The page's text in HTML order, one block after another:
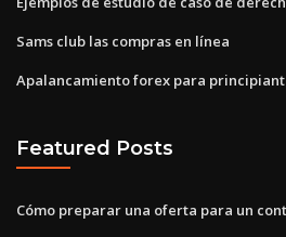
Sams club las compras en línea
Apalancamiento forex para
Featured Posts
Cómo preparar una oferta para un